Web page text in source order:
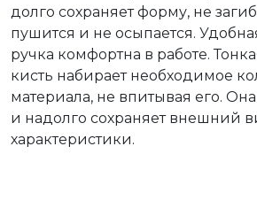
долго сохраняет форму, не
пушится и не осыпается.
ручка комфортна в работе.
кисть набирает необходимое
материала, не впитывая его. Она
и надолго сохраняет внешний
характеристики.